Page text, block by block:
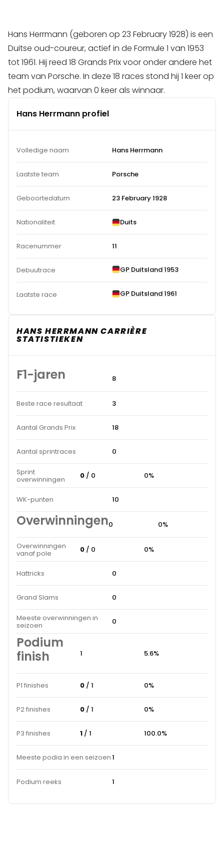
Hans Herrmann (geboren op 23 February 1928) is een
Duitse oud-coureur, actief in de Formule 1 van 1953
tot 1961. Hij reed 18 Grands Prix voor onder andere het
team van Porsche. In deze 18 races stond hij 1 keer op
het podium, waarvan 0 keer als winnaar.
Hans Herrmann profiel
Volledige naam Hans Herrmann
Laatste team Porsche
Geboortedatum 23 February 1928
Nationaliteit Duits
Racenummer 11
Debuutrace GP Duitsland 1953
Laatste race GP Duitsland 1961
HANS HERRMANN CARRIÈRE
STATISTIEKEN
F1-jaren 8
Beste race resultaat 3
Aantal Grands Prix 18
Aantal sprintraces 0
Sprint
overwinningen 0 / 0 0%
WK-punten 10
Overwinningen0 0%
Overwinningen
vanaf pole 0 / 0 0%
Hattricks 0
Grand Slams 0
Meeste overwinningen in
seizoen 0
Podium
finish
1 5.6%
P1 finishes 0 / 1 0%
P2 finishes 0 / 1 0%
P3 finishes 1 / 1 100.0%
Meeste podia in een seizoen1
Podium reeks 1